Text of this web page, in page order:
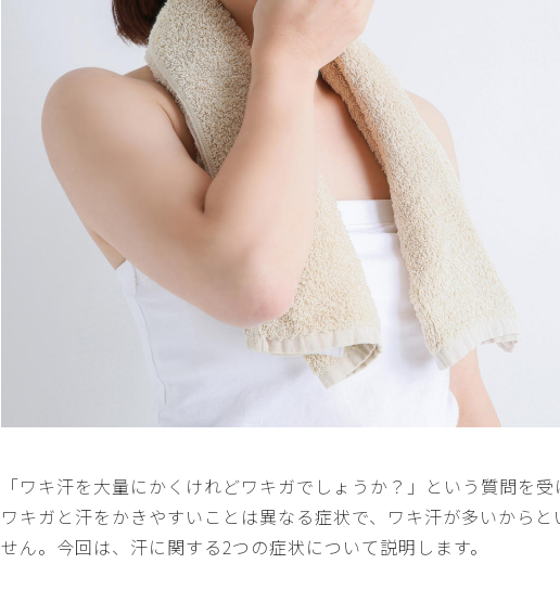
「ワキ汗を大量にかくけれどワキガでしょうか？」という質問を受
ワキガと汗をかきやすいことは異なる症状で、ワキ汗が多いから
せん。今回は、汗に関する2つの症状について説明します。